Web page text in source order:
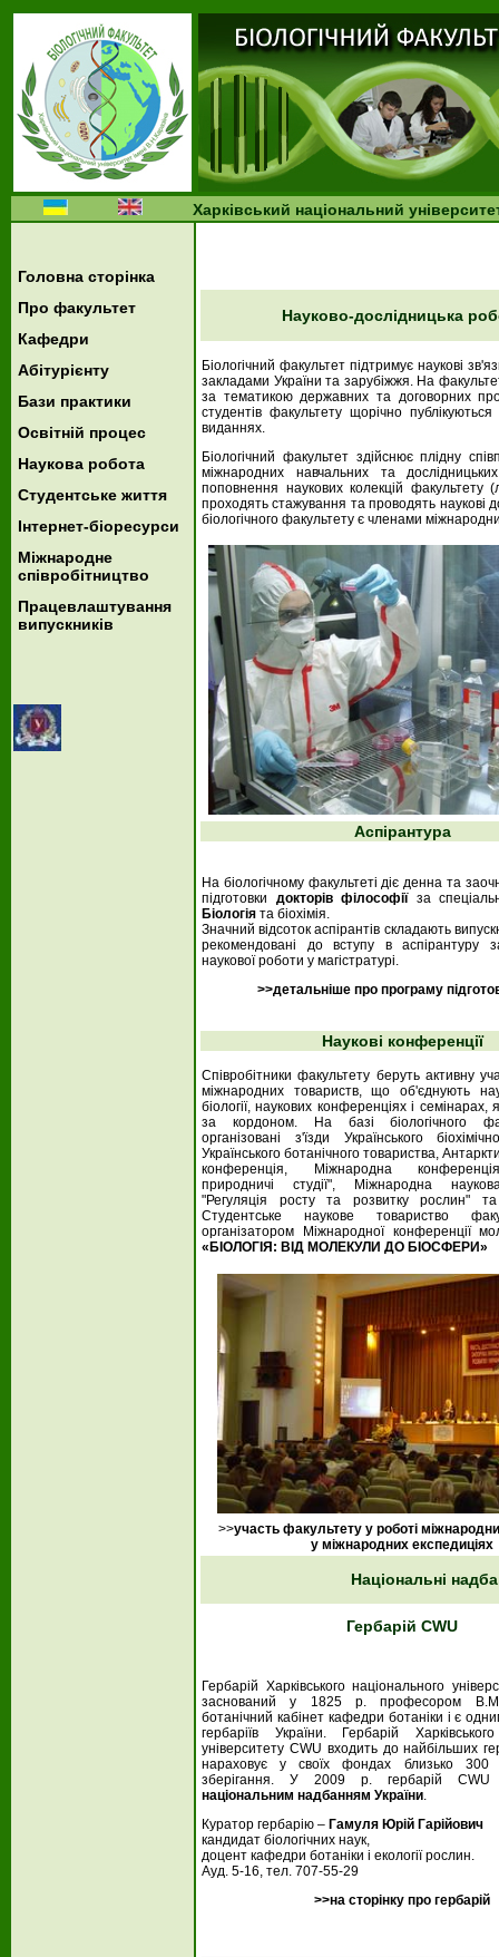
Харківський національний
Головна сторінка
Про факультет
Кафедри
Абітурієнту
Бази практики
Освітній процес
Наукова робота
Студентське життя
Інтернет-біоресурси
Міжнародне
співробітництво
Працевлаштування
випускників
Науково-дослідницька
Біологічний факультет підтримує наукові
закладами України та зарубіжжя. На
за тематикою державних та договорних
студентів факультету щорічно
виданнях.
Біологічний факультет здійснює плідну
міжнародних навчальних та
поповнення наукових колекцій факультету
проходять стажування та проводять наукові
біологічного факультету є членами
Аспірантура
На біологічному факультеті діє денна та
підготовки докторів філософії за
Біологія та біохімія.
Значний відсоток аспірантів складають
рекомендовані до вступу в аспірантуру
наукової роботи у магістратурі.
>>детальніше про програму
Наукові конференції
Співробітники факультету беруть активну
міжнародних товариств, що об'єднують
біології, наукових конференціях і семінарах,
за кордоном. На базі біологічного
організовані з'їзди Українського
Українського ботанічного товариства,
конференція, Міжнародна
природничі студії", Міжнародна
"Регуляція росту та розвитку рослин"
Студентське наукове товариство
організатором Міжнародної конференції
«БІОЛОГІЯ: ВІД МОЛЕКУЛИ ДО БІОСФЕРИ»
>>участь факультету у роботі
у міжнародних експедиціях
Національні
Гербарій CWU
Гербарій Харківського національного
заснований у 1825 р. професором
ботанічний кабінет кафедри ботаніки і є
гербаріїв України.
Гербарій
університету CWU входить до найбільших
нараховує у своїх фондах близько 300
зберігання. У 2009 р. гербарій CWU
національним надбанням України.
Куратор гербарію – Гамуля Юрій Гарійович
кандидат біологічних наук,
доцент кафедри ботаніки і екології рослин.
Ауд. 5-16, тел. 707-55-29
>>на сторінку про гербарій